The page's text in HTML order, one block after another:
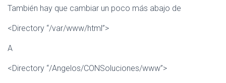
También hay que cambiar un poco más abajo de
<Directory “/var/www/html”>
A
<Directory “/Angelos/CONSoluciones/www”>